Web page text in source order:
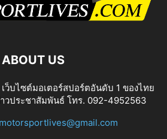
ABOUT US
ว็บไซต์มอเตอร์สปอร์ตอันดับ 1 ของไทย
ประชาสัมพันธ์ โทร. 092-4952563
motorsportlives@gmail.com